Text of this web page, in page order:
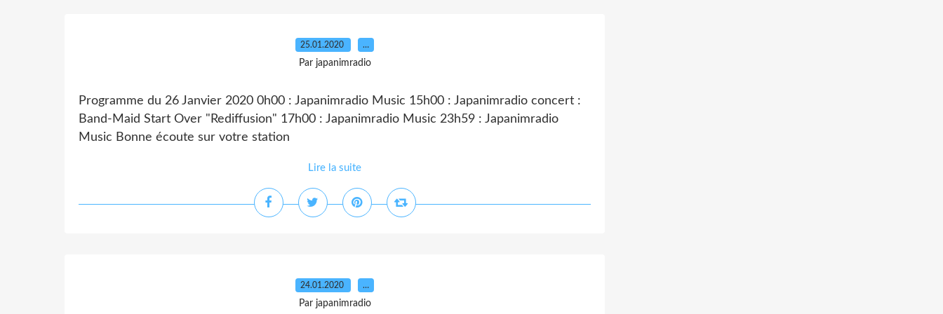
25.01.2020 …
Par japanimradio
Programme du 26 Janvier 2020 0h00 : Japanimradio Music 15h00 : Japanimradio concert :
Band-Maid Start Over "Rediffusion" 17h00 : Japanimradio Music 23h59 : Japanimradio
Music Bonne écoute sur votre station
Lire la suite
24.01.2020 …
Par japanimradio